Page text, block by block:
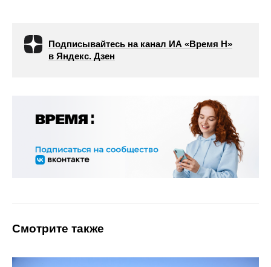
Подписывайтесь на канал ИА «Время Н»
в Яндекс. Дзен
Смотрите также